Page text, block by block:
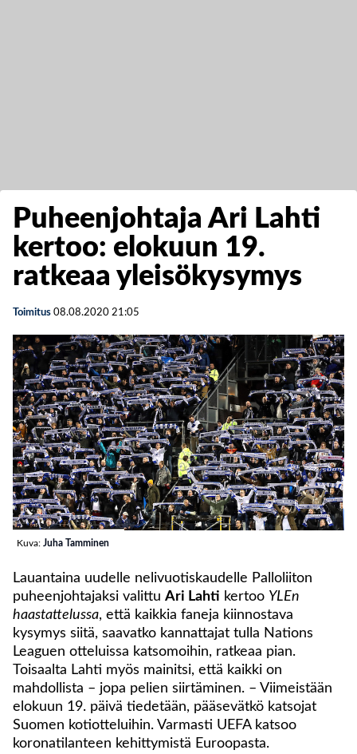
Puheenjohtaja Ari Lahti
kertoo: elokuun 19.
ratkeaa yleisökysymys
Toimitus 08.08.2020 21:05
Kuva: Juha Tamminen
Lauantaina uudelle nelivuotiskaudelle Palloliiton
puheenjohtajaksi valittu Ari Lahti kertoo YLEn
haastattelussa, että kaikkia faneja kiinnostava
kysymys siitä, saavatko kannattajat tulla Nations
Leaguen otteluissa katsomoihin, ratkeaa pian.
Toisaalta Lahti myös mainitsi, että kaikki on
mahdollista – jopa pelien siirtäminen. – Viimeistään
elokuun 19. päivä tiedetään, pääsevätkö katsojat
Suomen kotiotteluihin. Varmasti UEFA katsoo
koronatilanteen kehittymistä Euroopasta.